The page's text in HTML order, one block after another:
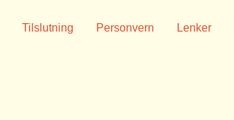
Tilslutning Personvern Lenker